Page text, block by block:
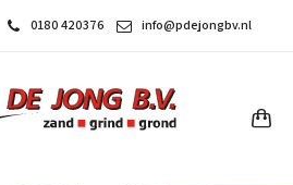
0180 420376 info@pdejongbv.nl